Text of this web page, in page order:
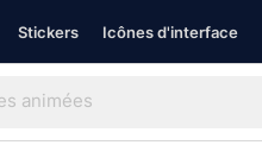
Stickers Icônes d'interface